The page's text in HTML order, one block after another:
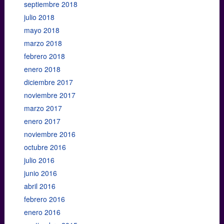
septiembre 2018
julio 2018
mayo 2018
marzo 2018
febrero 2018
enero 2018
diciembre 2017
noviembre 2017
marzo 2017
enero 2017
noviembre 2016
octubre 2016
julio 2016
junio 2016
abril 2016
febrero 2016
enero 2016